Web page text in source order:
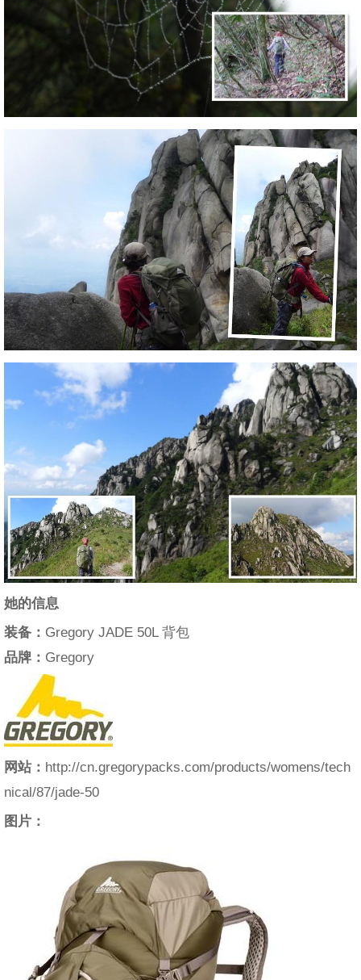
她的信息
装备： Gregory JADE 50L 背包
品牌： Gregory
网站： http://cn.gregorypacks.com/products/womens/tech
nical/87/jade-50
图片：